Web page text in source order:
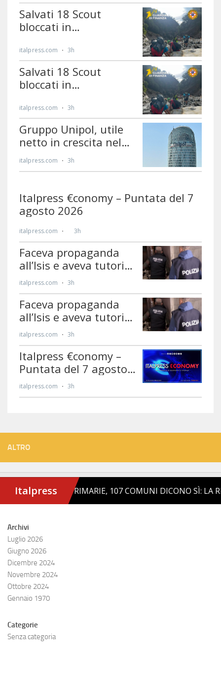
ALTRO
Archivi
Luglio 2026
Giugno 2026
Dicembre 2024
Novembre 2024
Ottobre 2024
Gennaio 1970
Categorie
Senza categoria